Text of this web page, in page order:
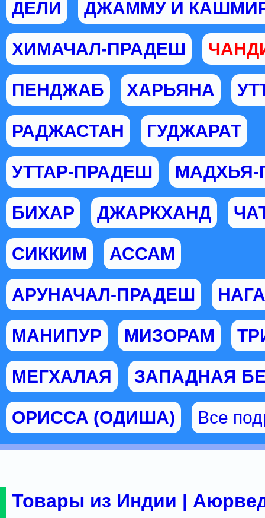
ДЕЛИ ДЖАММУ И
ХИМАЧАЛ-ПРАДЕШ
ПЕНДЖАБ ХАРЬЯНА
РАДЖАСТАН ГУДЖАРАТ
УТТАР-ПРАДЕШ
БИХАР ДЖАРКХАНД
СИККИМ АССАМ
АРУНАЧАЛ-ПРАДЕШ
МАНИПУР МИЗОРАМ
МЕГХАЛАЯ ЗАПАДНАЯ
ОРИССА (ОДИША) Все
Товары из Индии |